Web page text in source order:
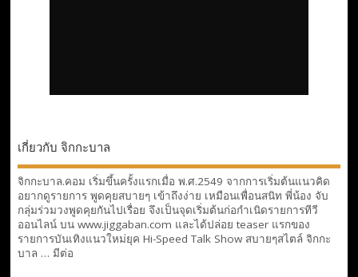
เกี่ยวกับ จิกกะบาล
จิกกะบาล.คอม เริ่มขึ้นครั้งแรกเมื่อ พ.ศ.2549 จากการเริ่มต้นแนวคิด
อยากดูรายการ พูดคุยสบายๆ เข้าถึงง่าย เหมือนเพื่อนสนิท พี่น้อง จับ
กลุ่มร่วมวงพูดคุยกันไปเรื่อย จึงเป็นจุดเริ่มต้นก่อกำเนิดรายการทีวี
ออนไลน์ บน www.jiggaban.com และได้ปล่อย teaser แรกของ
รายการบันเทิงแนวใหม่ยุค Hi-Speed Talk Show สบายๆสไตล์ จิกกะ
บาล … มีต่อ